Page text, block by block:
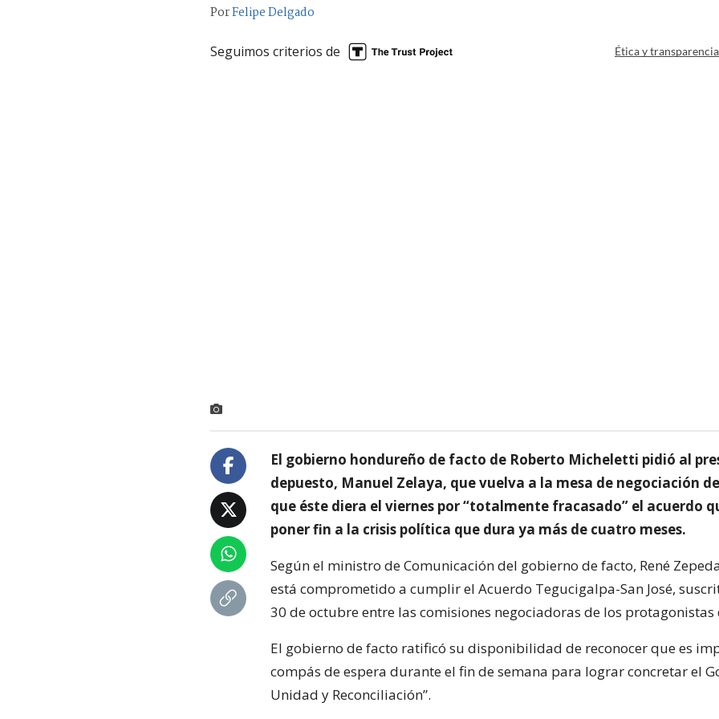
PorFelipe Delgado
Seguimos criterios de Ética y
El gobierno hondureño de facto de Roberto Micheletti pidió al
depuesto, Manuel Zelaya, que vuelva a la mesa de negociación
que éste diera el viernes por “totalmente fracasado” el acuerdo
poner fin a la crisis política que dura ya más de cuatro meses.
Según el ministro de Comunicación del gobierno de facto, René
está comprometido a cumplir el Acuerdo Tegucigalpa-San José,
30 de octubre entre las comisiones negociadoras de los protagonistas
El gobierno de facto ratificó su disponibilidad de reconocer que es
compás de espera durante el fin de semana para lograr concretar el
Unidad y Reconciliación”.